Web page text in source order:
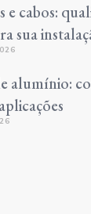
cabos:
sua
alumínio: